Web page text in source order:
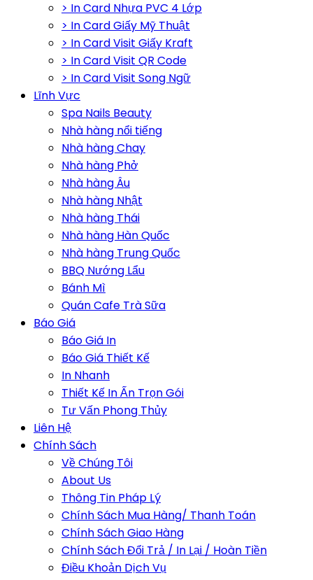
> In Card Nhựa PVC 4 Lớp
> In Card Giấy Mỹ Thuật
> In Card Visit Giấy Kraft
> In Card Visit QR Code
> In Card Visit Song Ngữ
Lĩnh Vực
Spa Nails Beauty
Nhà hàng nổi tiếng
Nhà hàng Chay
Nhà hàng Phở
Nhà hàng Âu
Nhà hàng Nhật
Nhà hàng Thái
Nhà hàng Hàn Quốc
Nhà hàng Trung Quốc
BBQ Nướng Lẩu
Bánh Mì
Quán Cafe Trà Sữa
Báo Giá
Báo Giá In
Báo Giá Thiết Kế
In Nhanh
Thiết Kế In Ấn Trọn Gói
Tư Vấn Phong Thủy
Liên Hệ
Chính Sách
Về Chúng Tôi
About Us
Thông Tin Pháp Lý
Chính Sách Mua Hàng/ Thanh Toán
Chính Sách Giao Hàng
Chính Sách Đổi Trả / In Lại / Hoàn Tiền
Điều Khoản Dịch Vụ